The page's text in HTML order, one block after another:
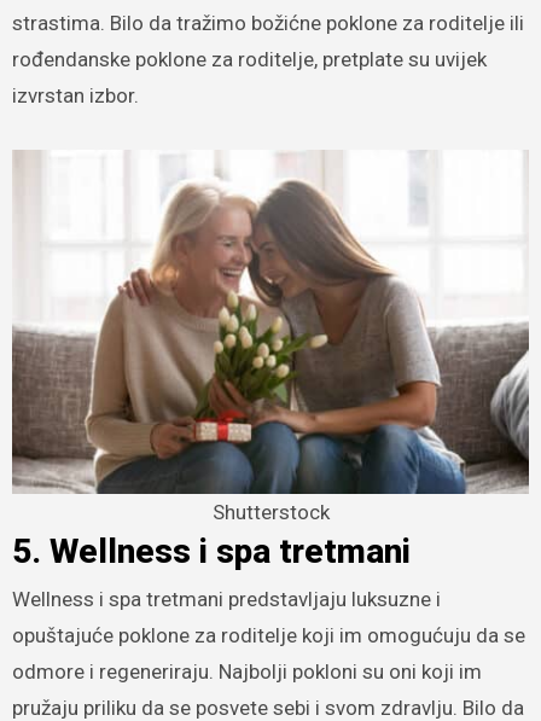
strastima. Bilo da tražimo božićne poklone za roditelje ili
rođendanske poklone za roditelje, pretplate su uvijek
izvrstan izbor.
Shutterstock
5. Wellness i spa tretmani
Wellness i spa tretmani predstavljaju luksuzne i
opuštajuće poklone za roditelje koji im omogućuju da se
odmore i regeneriraju. Najbolji pokloni su oni koji im
pružaju priliku da se posvete sebi i svom zdravlju. Bilo da